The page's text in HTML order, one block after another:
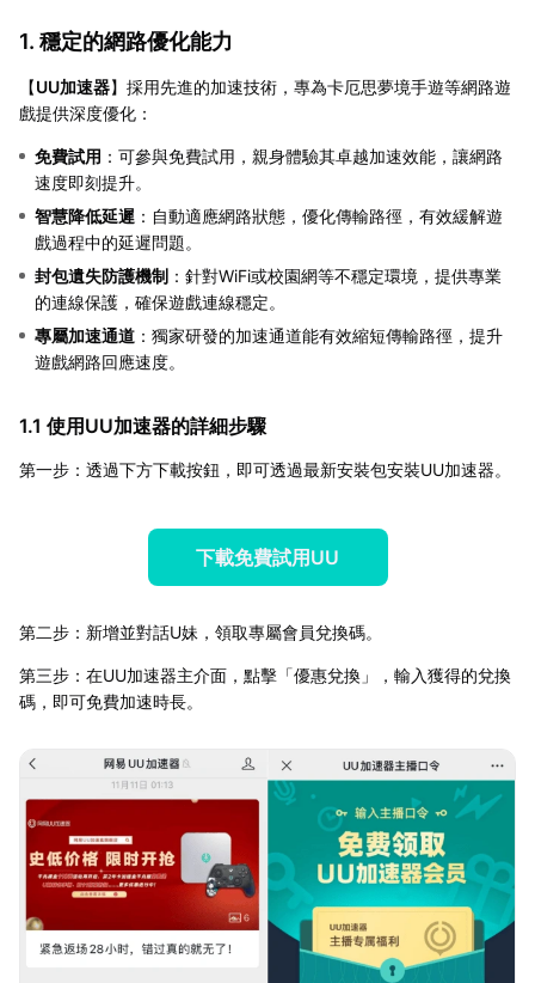
1. 穩定的網路優化能力
【UU加速器】採用先進的加速技術，專為卡厄思夢境手遊等網路遊
戲提供深度優化：
免費試用 ：可參與免費試用，親身體驗其卓越加速效能，讓網路
速度即刻提升。
智慧降低延遲 ：自動適應網路狀態，優化傳輸路徑，有效緩解遊
戲過程中的延遲問題。
封包遺失防護機制 ：針對WiFi或校園網等不穩定環境，提供專業
的連線保護，確保遊戲連線穩定。
專屬加速通道 ：獨家研發的加速通道能有效縮短傳輸路徑，提升
遊戲網路回應速度。
1.1 使用UU加速器的詳細步驟
第一步：透過下方下載按鈕，即可透過最新安裝包安裝UU加速器。
下載免費試用UU
第二步：新增並對話U妹，領取專屬會員兌換碼。
第三步：在UU加速器主介面，點擊「優惠兌換」，輸入獲得的兌換
碼，即可免費加速時長。